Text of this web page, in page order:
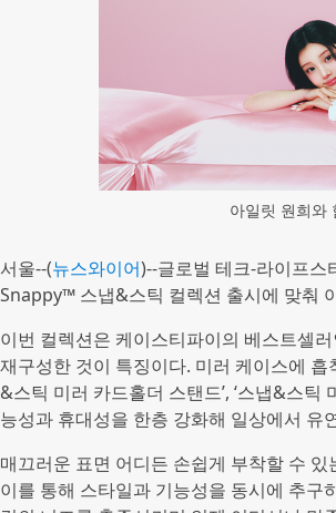
아일릿 원희와
서울--(뉴스와이어)--글로벌 테크-라이프스
Snappy™ 스냅&스틱 컬렉션 출시에 맞춰
이번 컬렉션은 케이스티파이의 베스트셀
재구성한 것이 특징이다. 미러 케이스에 흡
&스틱 미러 카드홀더 스탠드’, ‘스냅&스
능성과 휴대성을 한층 강화해 일상에서
매끄러운 표면 어디든 손쉽게 부착할 수
이를 통해 스타일과 기능성을 동시에 추구